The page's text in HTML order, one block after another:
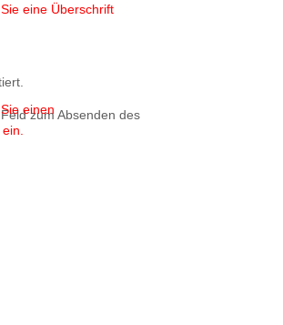
eine Überschrift
einen
zum Absenden des